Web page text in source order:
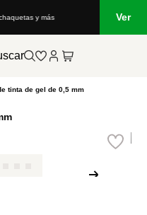
marcas, estilo y tendencias Ver
tinta de gel de 0,5 mm